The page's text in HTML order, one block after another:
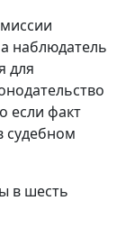
наблюдатель
для
если факт
судебном
в шесть